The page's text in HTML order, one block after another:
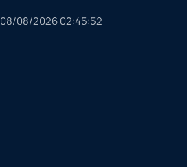
08/08/2026 02:45:52